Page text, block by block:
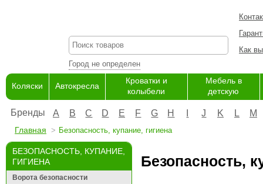
Город не определен
Как
Коляски Автокресла
Кроватки и
колыбели
Мебель в
детскую
Бренды A B C D E F G H J K L M
Главная Безопасность, купание, гигиена
БЕЗОПАСНОСТЬ, КУПАНИЕ,
ГИГИЕНА
Ворота безопасности
Безопасность,